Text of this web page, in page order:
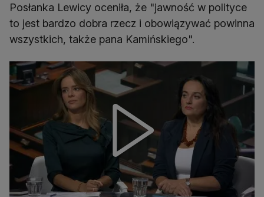
Posłanka Lewicy oceniła, że "jawność w polityce
to jest bardzo dobra rzecz i obowiązywać powinna
wszystkich, także pana Kamińskiego".